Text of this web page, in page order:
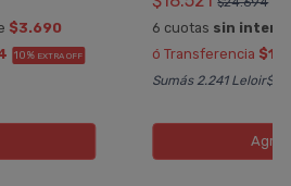
$3.690
10% EXTRA OFF
6 cuotas sin
ó Transferencia
Sumás 2.241 Leloir$